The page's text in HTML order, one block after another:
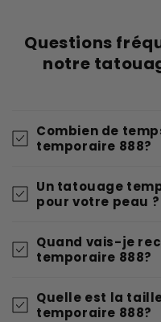
Questions
notre
Combien de
temporaire 888?
Un tatouage
pour votre peau ?
Quand vais-je
temporaire 888?
Quelle est la
temporaire 888?